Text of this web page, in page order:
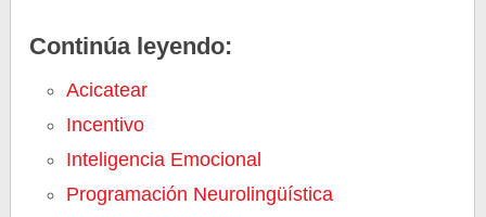
Continúa leyendo:
Acicatear
Incentivo
Inteligencia Emocional
Programación Neurolingüística